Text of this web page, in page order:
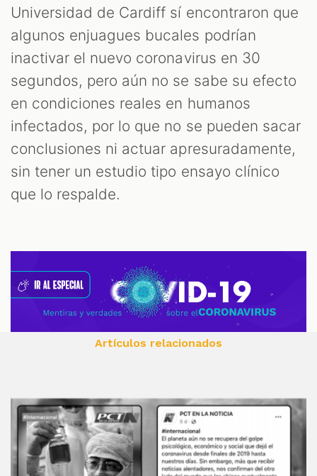
Universidad de Cardiff sí encontraron que
algunos enjuagues bucales podrían
inactivar el nuevo coronavirus en 30
segundos, pero aún no se sabe su efecto
en condiciones reales en humanos
infectados, por lo que no se pueden sacar
conclusiones ni actuar apresuradamente,
sin tener un estudio tipo ensayo clínico
que lo respalde.
Artículos relacionados